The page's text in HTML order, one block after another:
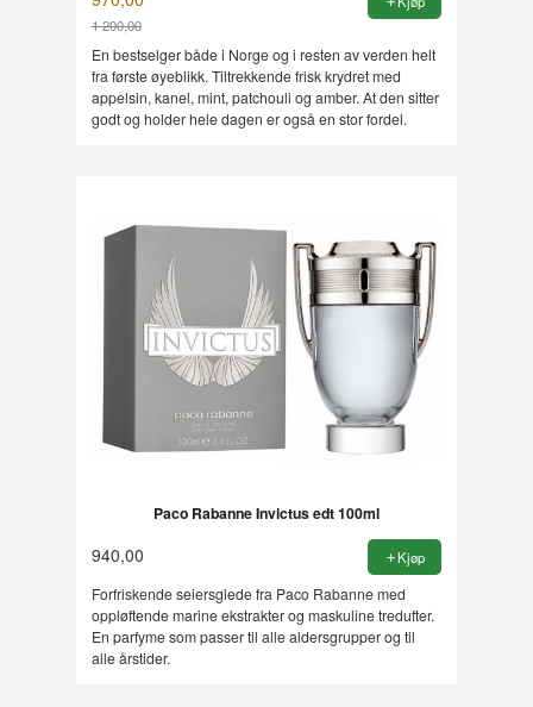
1 200,00
Rabatt
En bestselger både i Norge og i resten av verden helt
fra første øyeblikk. Tiltrekkende frisk krydret med
appelsin, kanel, mint, patchouli og amber. At den sitter
godt og holder hele dagen er også en stor fordel.
Paco Rabanne Invictus edt 100ml
940,00 Kjøp
Forfriskende seiersglede fra Paco Rabanne med
oppløftende marine ekstrakter og maskuline tredufter.
En parfyme som passer til alle aldersgrupper og til
alle årstider.